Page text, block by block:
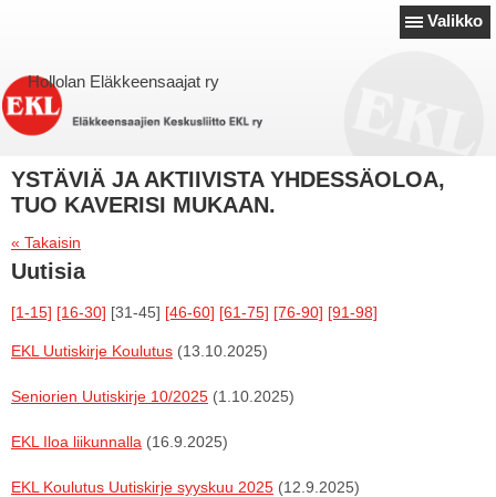
Valikko
Hollolan Eläkkeensaajat ry
YSTÄVIÄ JA AKTIIVISTA YHDESSÄOLOA,
TUO KAVERISI MUKAAN.
« Takaisin
Uutisia
[1-15] [16-30] [31-45] [46-60] [61-75] [76-90] [91-98]
EKL Uutiskirje Koulutus (13.10.2025)
Seniorien Uutiskirje 10/2025 (1.10.2025)
EKL Iloa liikunnalla (16.9.2025)
EKL Koulutus Uutiskirje syyskuu 2025 (12.9.2025)